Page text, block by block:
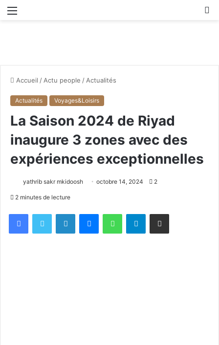
Accueil /Actu people /Actualités
Actualités Voyages&Loisirs
La Saison 2024 de Riyad
inaugure 3 zones avec des
expériences exceptionnelles
yathrib sakr mkidoosh octobre 14, 2024 2
2 minutes de lecture
Telegram